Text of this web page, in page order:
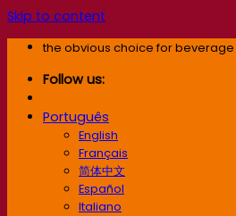
Skip to content
the obvious choice for beverage
Follow us:
Português
English
Français
简体中文
Español
Italiano